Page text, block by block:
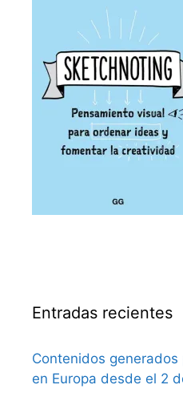
Entradas recientes
Contenidos
en Europa desde el 2